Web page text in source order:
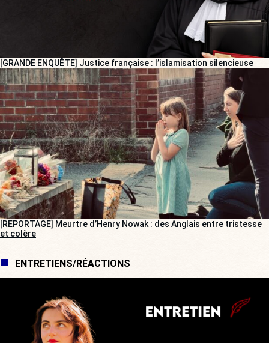
[GRANDE ENQUÊTE] Justice française : l’islamisation silencieuse
[REPORTAGE] Meurtre d’Henry Nowak : des Anglais entre tristesse
et colère
ENTRETIENS/RÉACTIONS